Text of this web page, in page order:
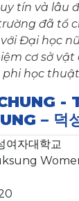
tín và lâu
đã tổ
Đại học
cơ sở vật
học
-
– 덕
여자대학교